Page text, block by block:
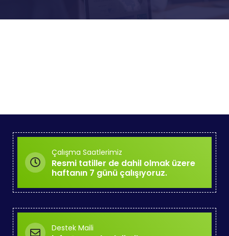
Çalışma Saatlerimiz
Resmi tatiller de dahil olmak üzere
haftanın 7 günü çalışıyoruz.
Destek Maili